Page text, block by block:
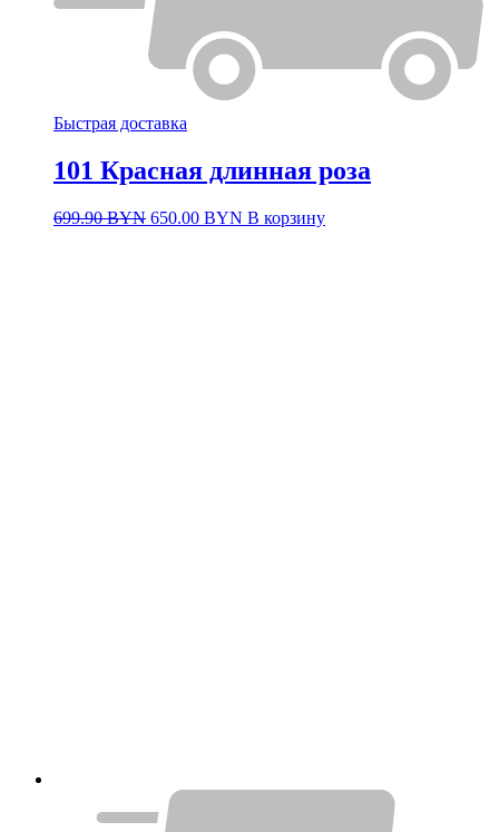
Быстрая доставка
101 Красная длинная роза
699.90BYN Первоначальная
650.00 BYN Текущая
В корзину